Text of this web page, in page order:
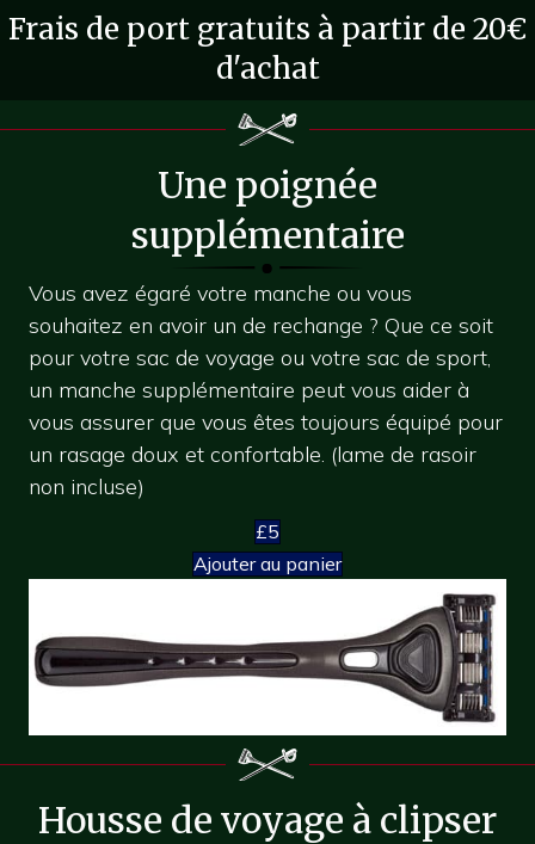
Frais de port gratuits à partir de 20€
d'achat
Une poignée
supplémentaire
Vous avez égaré votre manche ou vous
souhaitez en avoir un de rechange ? Que ce soit
pour votre sac de voyage ou votre sac de sport,
un manche supplémentaire peut vous aider à
vous assurer que vous êtes toujours équipé pour
un rasage doux et confortable. (lame de rasoir
non incluse)
£5
Ajouter au panier
Housse de voyage à clipser